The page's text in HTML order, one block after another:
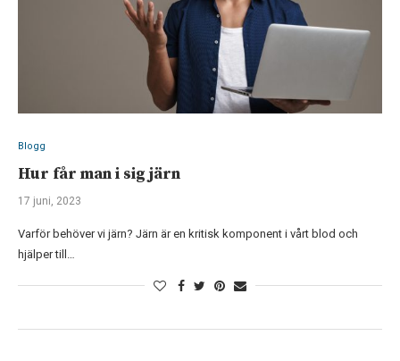
Blogg
Hur får man i sig järn
17 juni, 2023
Varför behöver vi järn? Järn är en kritisk komponent i vårt blod och
hjälper till…